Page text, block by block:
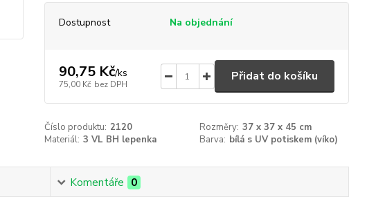
Dostupnost Na objednání
90,75 Kč/ks
75,00 Kč bez DPH
Přidat do košíku
Číslo produktu: 2120 Rozměry: 37 x 37 x 45 cm
Materiál: 3 VL BH lepenka Barva: bílá s UV potiskem (víko)
Komentáře 0